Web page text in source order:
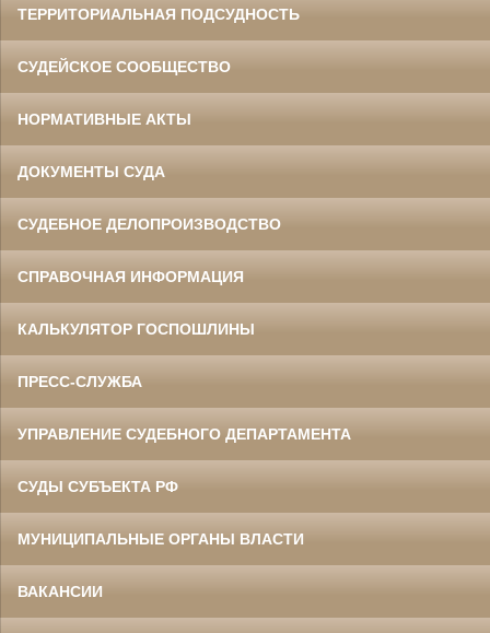
ТЕРРИТОРИАЛЬНАЯ ПОДСУДНОСТЬ
СУДЕЙСКОЕ СООБЩЕСТВО
НОРМАТИВНЫЕ АКТЫ
ДОКУМЕНТЫ СУДА
СУДЕБНОЕ ДЕЛОПРОИЗВОДСТВО
СПРАВОЧНАЯ ИНФОРМАЦИЯ
КАЛЬКУЛЯТОР ГОСПОШЛИНЫ
ПРЕСС-СЛУЖБА
УПРАВЛЕНИЕ СУДЕБНОГО ДЕПАРТАМЕНТА
СУДЫ СУБЪЕКТА РФ
МУНИЦИПАЛЬНЫЕ ОРГАНЫ ВЛАСТИ
ВАКАНСИИ